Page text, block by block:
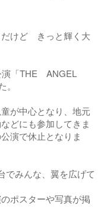
けど きっと輝く大
演「THE ANGEL
が中心となり、地元
どにも参加してきま
演で休止となりま
でみんな、翼を広げて
ポスターや写真が掲